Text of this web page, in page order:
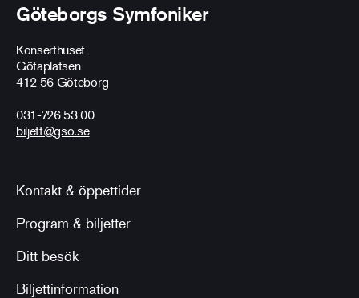
Göteborgs Symfoniker
Konserthuset
Götaplatsen
412 56 Göteborg
031-726 53 00
biljett@gso.se
Kontakt & öppettider
Program & biljetter
Ditt besök
Biljettinformation